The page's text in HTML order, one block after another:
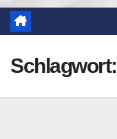
Schlagwort: